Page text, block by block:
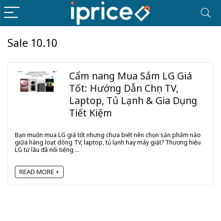
Sale 10.10
Cẩm nang Mua Sắm LG Giá
Tốt: Hướng Dẫn Chọn TV,
Laptop, Tủ Lạnh & Gia Dụng
Tiết Kiệm
Bạn muốn mua LG giá tốt nhưng chưa biết nên chọn sản phẩm nào
giữa hàng loạt dòng TV, laptop, tủ lạnh hay máy giặt? Thương hiệu
LG từ lâu đã nổi tiếng ...
READ MORE +